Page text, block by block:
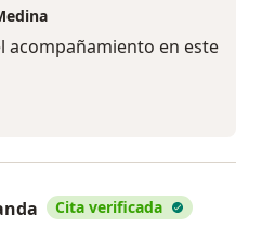
acompañamiento en este
Cita verificada